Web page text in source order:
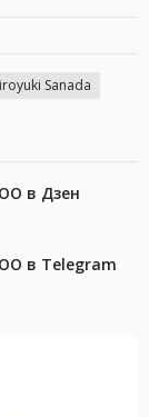
Sanada
в Дзен
в Telegram